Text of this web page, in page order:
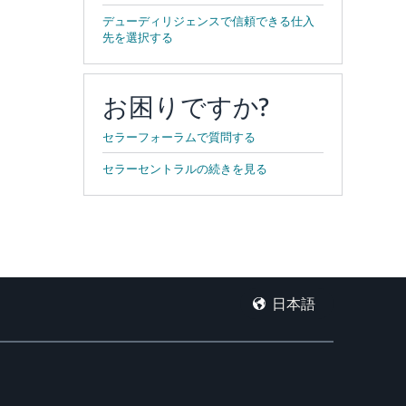
デューディリジェンスで信頼できる仕入
先を選択する
お困りですか?
セラーフォーラムで質問する
セラーセントラルの続きを見る
日本語